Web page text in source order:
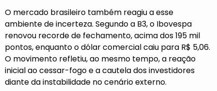
O mercado brasileiro também reagiu a esse
ambiente de incerteza. Segundo a B3, o Ibovespa
renovou recorde de fechamento, acima dos 195 mil
pontos, enquanto o dólar comercial caiu para R$ 5,06.
O movimento refletiu, ao mesmo tempo, a reação
inicial ao cessar-fogo e a cautela dos investidores
diante da instabilidade no cenário externo.